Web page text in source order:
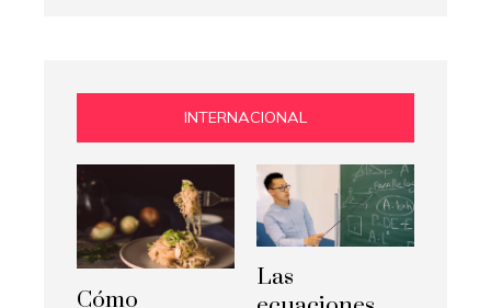
INTERNACIONAL
Cómo
Las